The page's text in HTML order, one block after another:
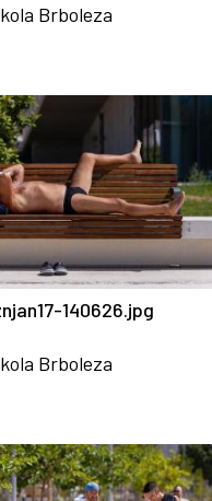
Brboleza
140626.jpg
Brboleza